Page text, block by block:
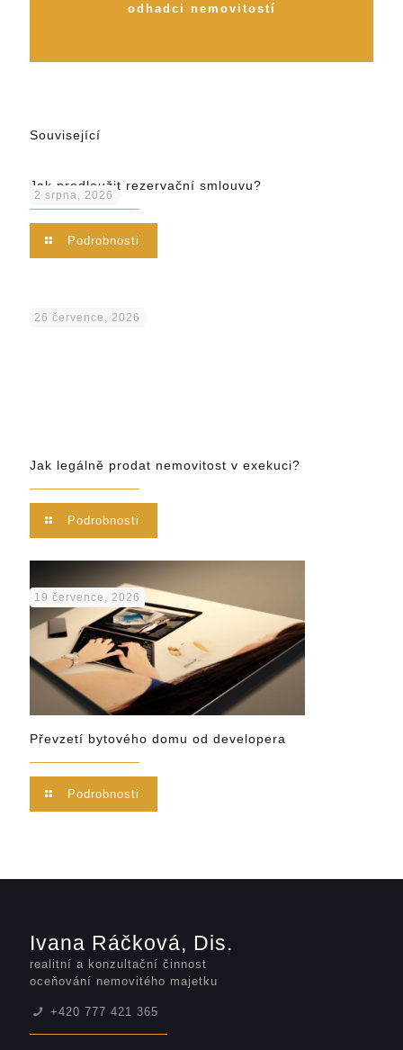
odhadci nemovitostí
Související
2 srpna, 2026
Jak prodloužit rezervační smlouvu?
Podrobnosti
26 července, 2026
Jak legálně prodat nemovitost v exekuci?
Podrobnosti
19 července, 2026
Převzetí bytového domu od developera
Podrobnosti
Ivana Ráčková, Dis.
realitní a konzultační činnost
oceňování nemovitého majetku
+420 777 421 365